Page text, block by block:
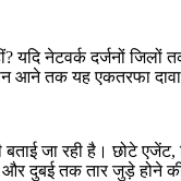
यदि नेटवर्क दर्जनों
तक यह एकतरफा दावा
बताई जा रही है। छोटे
दुबई तक तार जुड़े होने